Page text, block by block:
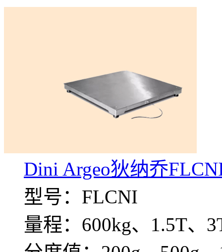
Dini Argeo狄纳乔
型号：FLCNI
量程：600kg、1.5T、